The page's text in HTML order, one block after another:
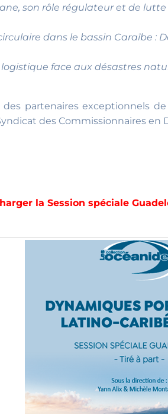
son rôle régulateur et de
dans le bassin Caraïbe :
face aux désastres
partenaires exceptionnels de
des Commissionnaires en
la Session spéciale